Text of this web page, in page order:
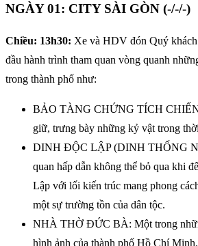
NGÀY 01: CITY SÀI GÒN (-/-/-)
Chiều: 13h30: Xe và HDV đón Quý
đầu hành trình tham quan vòng quanh
trong thành phố như:
BẢO TÀNG CHỨNG TÍCH
giữ, trưng bày những kỷ vật trong
DINH ĐỘC LẬP (DINH THỐNG
quan hấp dẫn không thể bỏ qua khi
Lập với lối kiến trúc mang phong
một sự trường tồn của dân tộc.
NHÀ THỜ ĐỨC BÀ: Một trong
hình ảnh của thành phố Hồ Chí